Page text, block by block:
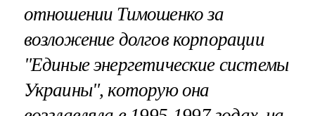
отношении Тимошенко за
возложение долгов корпорации
"Единые энергетические системы
Украины", которую она